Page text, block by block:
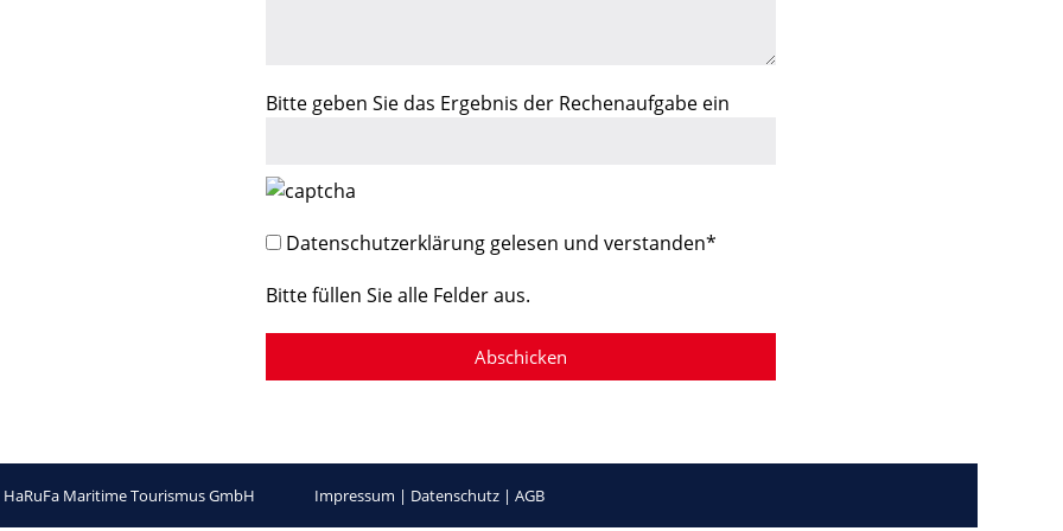
Bitte geben Sie das Ergebnis der Rechenaufgabe ein
Datenschutzerklärung gelesen und verstanden*
Bitte füllen Sie alle Felder aus.
Maritime Tourismus GmbH Impressum | Datenschutz | AGB